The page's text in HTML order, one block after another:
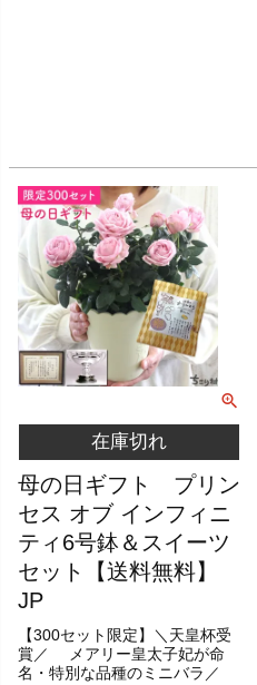
在庫切れ
【300セット限定】＼天皇杯受
賞／ メアリー皇太子妃が命
名・特別な品種のミニバラ／
母の日ギフト プリン
セス オブ インフィニ
ティ6号鉢＆スイーツ
セット【送料無料】
JP